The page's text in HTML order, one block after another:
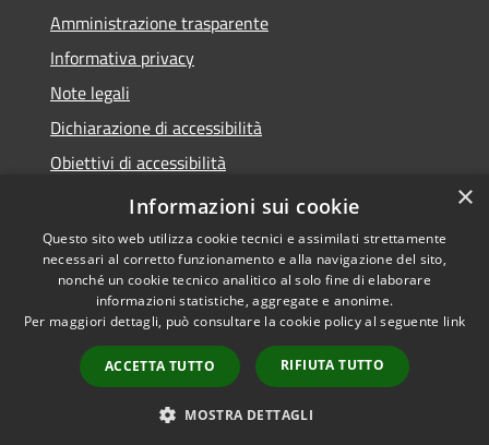
Amministrazione trasparente
Informativa privacy
Note legali
Dichiarazione di accessibilità
Obiettivi di accessibilità
Storico Deliberazioni
Accessibilità
Copyright © 2026 • Comune di
Ittiri • Powered by
Municipium•
Accesso
redazione
×
Informazioni sui cookie
Questo sito web utilizza cookie tecnici e assimilati strettamente
necessari al corretto funzionamento e alla navigazione del sito,
nonché un cookie tecnico analitico al solo fine di elaborare
informazioni statistiche, aggregate e anonime.
Per maggiori dettagli, può consultare la cookie policy al seguente link
ACCETTA TUTTO RIFIUTA TUTTO
MOSTRA DETTAGLI